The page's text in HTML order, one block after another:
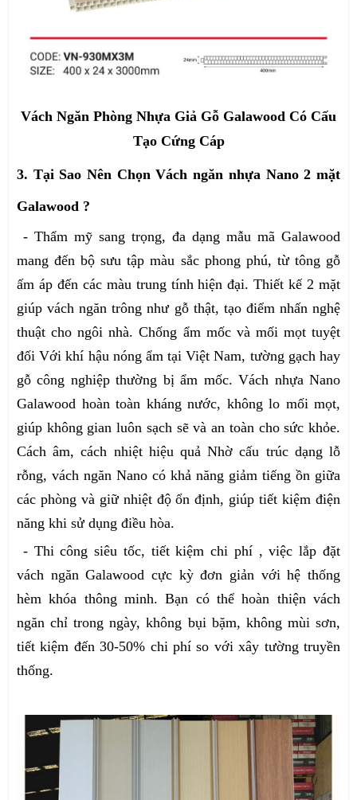
Vách Ngăn Phòng Nhựa Giả Gỗ Galawood Có Cấu
Tạo Cứng Cáp
3. Tại Sao Nên Chọn Vách ngăn nhựa Nano 2 mặt
Galawood ?
- Thẩm mỹ sang trọng, đa dạng mẫu mã Galawood
mang đến bộ sưu tập màu sắc phong phú, từ tông gỗ
ấm áp đến các màu trung tính hiện đại. Thiết kế 2 mặt
giúp vách ngăn trông như gỗ thật, tạo điểm nhấn nghệ
thuật cho ngôi nhà. Chống ẩm mốc và mối mọt tuyệt
đối Với khí hậu nóng ẩm tại Việt Nam, tường gạch hay
gỗ công nghiệp thường bị ẩm mốc. Vách nhựa Nano
Galawood hoàn toàn kháng nước, không lo mối mọt,
giúp không gian luôn sạch sẽ và an toàn cho sức khỏe.
Cách âm, cách nhiệt hiệu quả Nhờ cấu trúc dạng lỗ
rỗng, vách ngăn Nano có khả năng giảm tiếng ồn giữa
các phòng và giữ nhiệt độ ổn định, giúp tiết kiệm điện
năng khi sử dụng điều hòa.
- Thi công siêu tốc, tiết kiệm chi phí , việc lắp đặt
vách ngăn Galawood cực kỳ đơn giản với hệ thống
hèm khóa thông minh. Bạn có thể hoàn thiện vách
ngăn chỉ trong ngày, không bụi bặm, không mùi sơn,
tiết kiệm đến 30-50% chi phí so với xây tường truyền
thống.